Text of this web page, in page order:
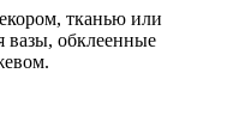
тканью или
вазы, обклеенные